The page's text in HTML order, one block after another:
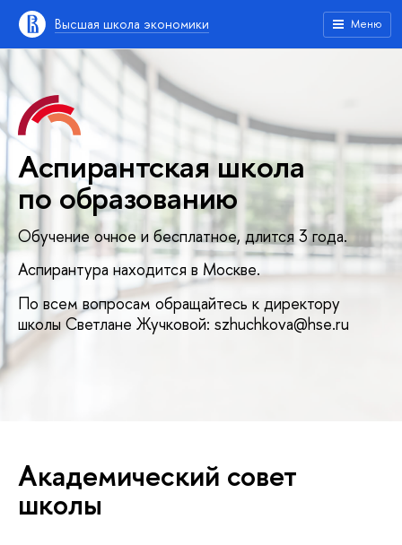
Высшая школа экономики Меню
Аспирантская школа
по образованию
Обучение очное и бесплатное, длится 3 года.
Аспирантура находится в Москве.
По всем вопросам обращайтесь к директору
школы Светлане Жучковой: szhuchkova@hse.ru
Академический совет
школы